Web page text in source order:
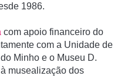
1986.
com apoio financeiro do
com a Unidade de
Minho e o Museu D.
musealização dos